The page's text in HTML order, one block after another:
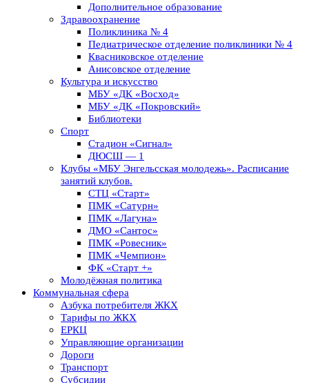
Дополнительное образование
Здравоохранение
Поликлиника № 4
Педиатрическое отделение поликлиники № 4
Квасниковское отделение
Анисовское отделение
Культура и искусство
МБУ «ДК «Восход»
МБУ «ДК «Покровский»
Библиотеки
Спорт
Стадион «Сигнал»
ДЮСШ — 1
Клубы «МБУ Энгельсская молодежь». Расписание
занятий клубов.
СТЦ «Старт»
ПМК «Сатурн»
ПМК «Лагуна»
ДМО «Сантос»
ПМК «Ровесник»
ПМК «Чемпион»
ФК «Старт +»
Молодёжная политика
Коммунальная сфера
Азбука потребителя ЖКХ
Тарифы по ЖКХ
ЕРКЦ
Управляющие организации
Дороги
Транспорт
Субсидии